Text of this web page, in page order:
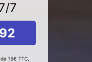
7
15€ TTC,